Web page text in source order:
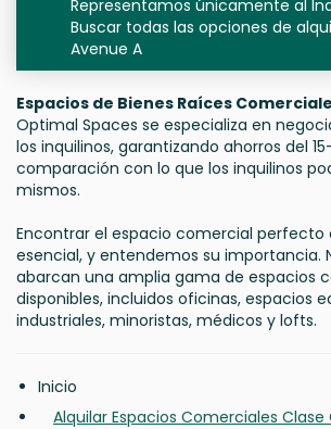
Representamos únicamente al
Buscar todas las opciones de
Avenue A
Espacios de Bienes Raíces
Optimal Spaces se especializa en
los inquilinos, garantizando ahorros del
comparación con lo que los inquilinos
mismos.
Encontrar el espacio comercial perfecto
esencial, y entendemos su importancia.
abarcan una amplia gama de espacios
disponibles, incluidos oficinas, espacios
industriales, minoristas, médicos y lofts.
Inicio
Alquilar Espacios Comerciales Clase